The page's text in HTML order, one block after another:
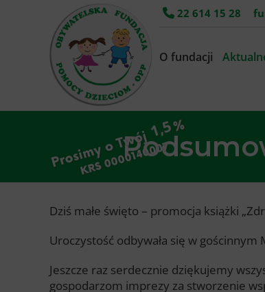
22 614 15 28
O fundacji
Dziś małe święto – promocja książki
Uroczystość odbywała się w gościnnym
Jeszcze raz serdecznie dziękujemy
gospodarzom imprezy za stworzenie